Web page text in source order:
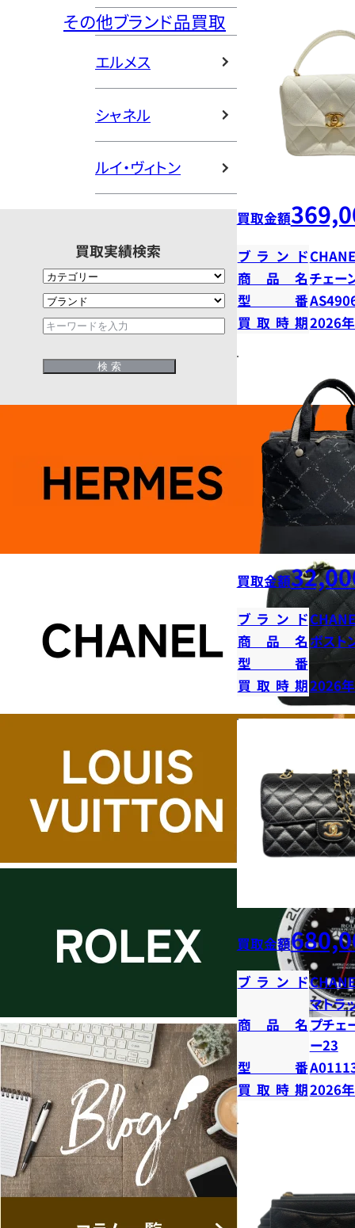
その他ブランド品買取
エルメス
シャネル
ルイ・ヴィトン
買取実績検索
買取金額
ブランド
商品名チェー
型番
買取時期2026
買取金額
ブランド
商品名ボスト
型番
買取時期2026
買取金額
ブランド
商品名
マトラ
プチェ
ー23
型番
買取時期2026